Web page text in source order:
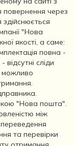
через
здійснюється
"Нова
якості, а саме:
повна -
сліди
можливо
"Нова пошта".
між
та перевірки